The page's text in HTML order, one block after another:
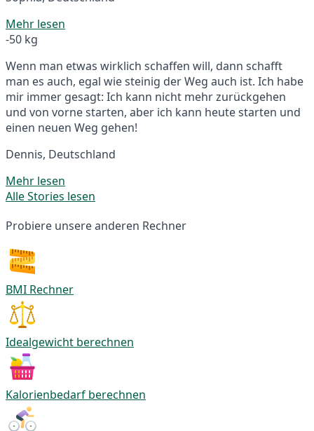
Mehr lesen
-50 kg
Wenn man etwas wirklich schaffen will, dann schafft
man es auch, egal wie steinig der Weg auch ist. Ich habe
mir immer gesagt: Ich kann nicht mehr zurückgehen
und von vorne starten, aber ich kann heute starten und
einen neuen Weg gehen!
Dennis, Deutschland
Mehr lesen
Alle Stories lesen
Probiere unsere anderen Rechner
BMI Rechner
Idealgewicht berechnen
Kalorienbedarf berechnen